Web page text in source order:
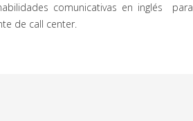
comunicativas en inglés para
de call center.